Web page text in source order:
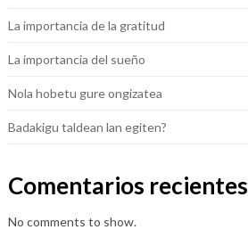
La importancia de la gratitud
La importancia del sueño
Nola hobetu gure ongizatea
Badakigu taldean lan egiten?
Comentarios recientes
No comments to show.